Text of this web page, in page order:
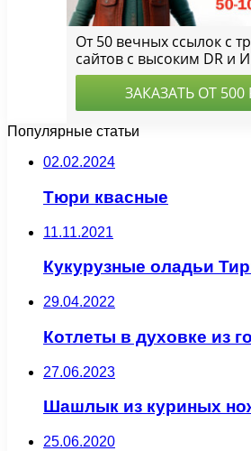
Популярные статьи
02.02.2024
Тюри квасные
11.11.2021
Кукурузные оладьи
29.04.2022
Котлеты в духовке из
27.06.2023
Шашлык из куриных
25.06.2020